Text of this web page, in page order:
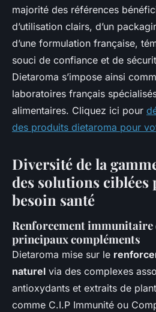
majorité des références
d’utilisation clairs, d’un
d’une formulation française,
souci de confiance et de
Dietaroma s’impose ainsi
laboratoires français
alimentaires. Cliquez ici pour
des produits dietaroma pour
Diversité de la
des solutions ciblées
besoin santé
Renforcement immunitaire
principaux compléments
Dietaroma mise sur le
naturel via des complexes
antioxydants et extraits de
comme C.I.P Immunité ou